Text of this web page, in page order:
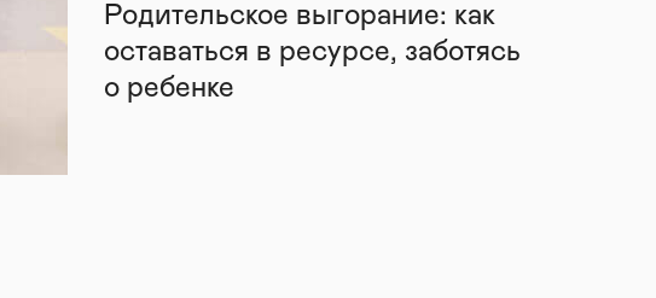
Родительское выгорание: как
оставаться в ресурсе, заботясь
о ребенке